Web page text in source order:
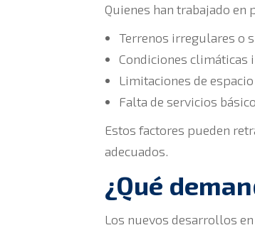
Quienes han trabajado
Terrenos irregulares o
Condiciones climáticas
Limitaciones de
Falta de servicios
Estos factores pueden
adecuados.
¿Qué
Los nuevos desarrollos